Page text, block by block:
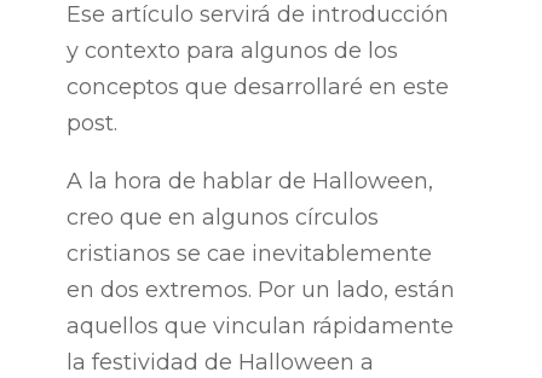
Ese artículo servirá de introducción
y contexto para algunos de los
conceptos que desarrollaré en este
post.
A la hora de hablar de Halloween,
creo que en algunos círculos
cristianos se cae inevitablemente
en dos extremos. Por un lado, están
aquellos que vinculan rápidamente
la festividad de Halloween a